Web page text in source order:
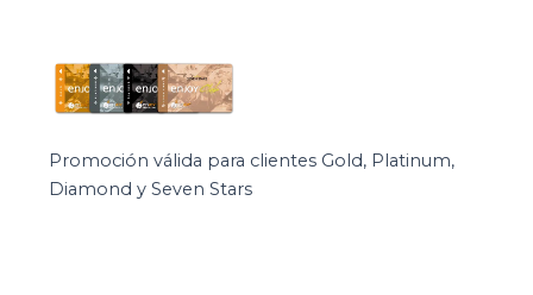
Promoción válida para clientes Gold, Platinum,
Diamond y Seven Stars